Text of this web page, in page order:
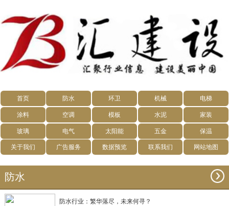
首页 防水 环卫 机械 电梯
涂料 空调 模板 水泥 家装
玻璃 电气 太阳能 五金 保温
关于我们 广告服务 数据预览 联系我们 网站地图
防水
防水行业：繁华落尽，未来何寻？